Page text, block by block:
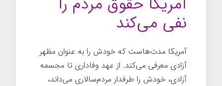
نفی می‌کند
آمریکا مدت‌هاست که خودش را به عنوان مظهر
آزادی معرفی می‌کند. از عهد وفاداری تا مجسمه
آزادی، خودش را طرفدار مردم‌سالاری می‌داند،